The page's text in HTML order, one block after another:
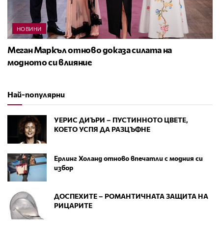
НОВИНИ
Меган Маркъл отново доказа силата на
модното си влияние
Най-популярни
УЕРИС ДИЪРИ – ПУСТИННОТО ЦВЕТЕ,
КОЕТО УСПЯ ДА РАЗЦЪФНЕ
Ерлинг Холанд отново впечатли с модния си
избор
ДОСПЕХИТЕ – РОМАНТИЧНАТА ЗАЩИТА НА
РИЦАРИТЕ